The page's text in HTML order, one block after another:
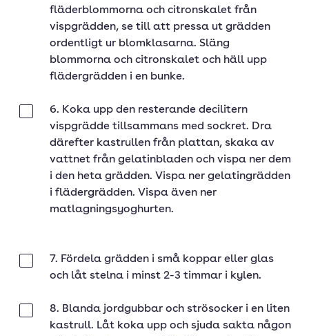
fläderblommorna och citronskalet från
vispgrädden, se till att pressa ut grädden
ordentligt ur blomklasarna. Släng
blommorna och citronskalet och häll upp
flädergrädden i en bunke.
6. Koka upp den resterande decilitern
vispgrädde tillsammans med sockret. Dra
därefter kastrullen från plattan, skaka av
vattnet från gelatinbladen och vispa ner dem
i den heta grädden. Vispa ner gelatingrädden
i flädergrädden. Vispa även ner
matlagningsyoghurten.
7. Fördela grädden i små koppar eller glas
och låt stelna i minst 2-3 timmar i kylen.
8. Blanda jordgubbar och strösocker i en liten
kastrull. Låt koka upp och sjuda sakta någon